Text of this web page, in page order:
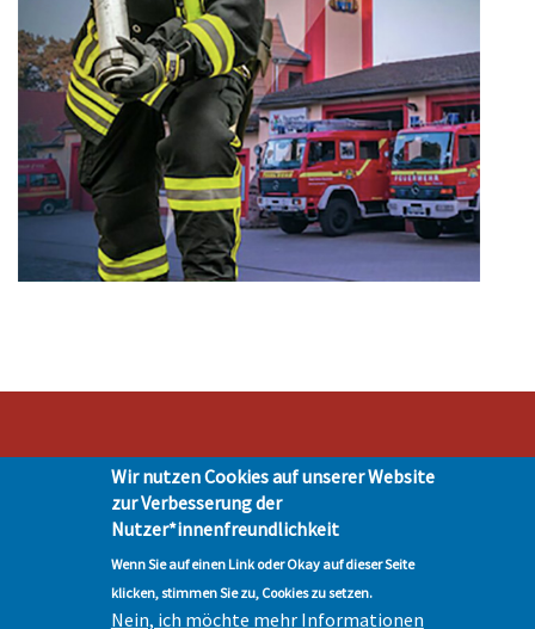
Stadt Hohen Neuendorf • Oranienburger Str. 2 • 16540 Hohen Neuendorf •
Telefon 03303-528-0
Impressum|Presse| Datenschutz| © Hohen-Neuendorf.de, Alle Rechte
vorbehalten - Vervielfältigung nur mit unserer Genehmigung
Wir nutzen Cookies auf unserer Website
zur Verbesserung der
Nutzer*innenfreundlichkeit
Wenn Sie auf einen Link oder Okay auf dieser Seite
klicken, stimmen Sie zu, Cookies zu setzen.
Nein, ich möchte mehr Informationen